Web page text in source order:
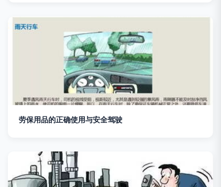
劳保用品的正确使用与安全驾驶